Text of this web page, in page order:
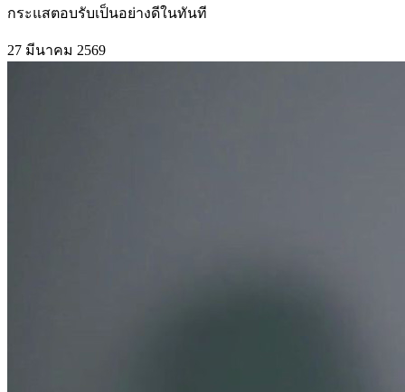
กระแสตอบรับเป็นอย่างดีในทันที
27 มีนาคม 2569